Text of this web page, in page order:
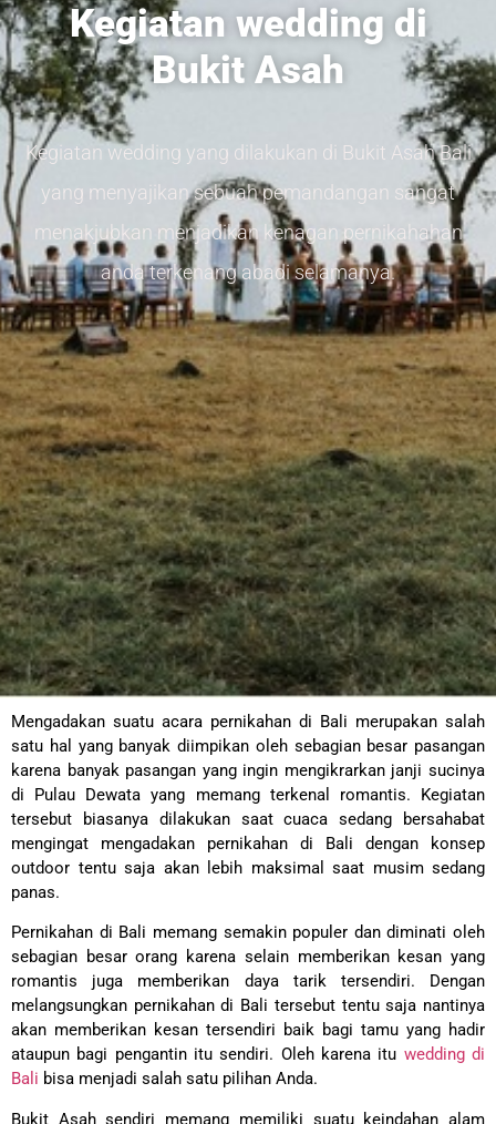
Kegiatan wedding di
Bukit Asah
Kegiatan wedding yang dilakukan di Bukit Asah Bali
yang menyajikan sebuah pemandangan sangat
menakjubkan menjadikan kenagan pernikahahan
anda terkenang abadi selamanya.
Mengadakan suatu acara pernikahan di Bali merupakan salah
satu hal yang banyak diimpikan oleh sebagian besar pasangan
karena banyak pasangan yang ingin mengikrarkan janji sucinya
di Pulau Dewata yang memang terkenal romantis. Kegiatan
tersebut biasanya dilakukan saat cuaca sedang bersahabat
mengingat mengadakan pernikahan di Bali dengan konsep
outdoor tentu saja akan lebih maksimal saat musim sedang
panas.
Pernikahan di Bali memang semakin populer dan diminati oleh
sebagian besar orang karena selain memberikan kesan yang
romantis juga memberikan daya tarik tersendiri. Dengan
melangsungkan pernikahan di Bali tersebut tentu saja nantinya
akan memberikan kesan tersendiri baik bagi tamu yang hadir
ataupun bagi pengantin itu sendiri. Oleh karena itu wedding di
Bali bisa menjadi salah satu pilihan Anda.
Bukit Asah sendiri memang memiliki suatu keindahan alam